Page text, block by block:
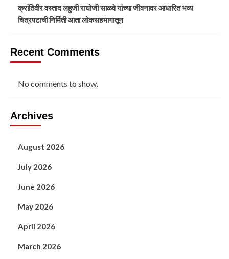
क्रांतिवीर वस्ताद लहुजी राघोजी साळवे यांच्या जीवनावर आधारित भव्य
चित्रपटाची निर्मिती आता लोकसहभागातून
Recent Comments
No comments to show.
Archives
August 2026
July 2026
June 2026
May 2026
April 2026
March 2026